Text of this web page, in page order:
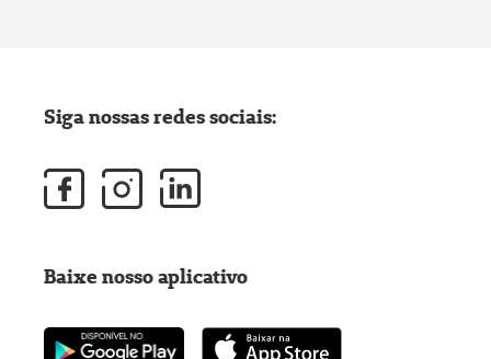
Siga nossas redes sociais:
Baixe nosso aplicativo